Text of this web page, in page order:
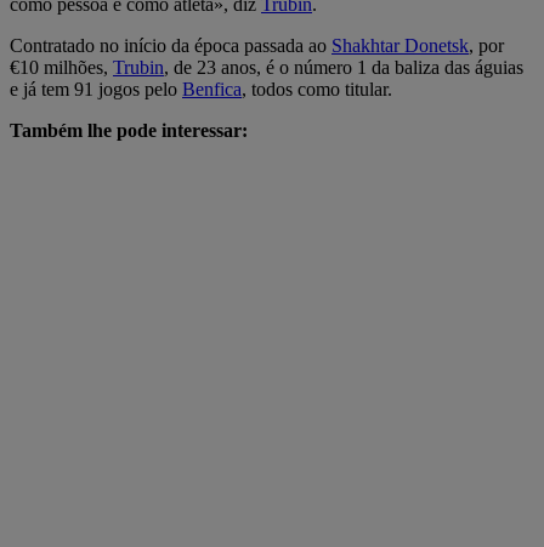
como pessoa e como atleta», diz Trubin.
Contratado no início da época passada ao Shakhtar Donetsk, por
€10 milhões, Trubin, de 23 anos, é o número 1 da baliza das águias
e já tem 91 jogos pelo Benfica, todos como titular.
Também lhe pode interessar: